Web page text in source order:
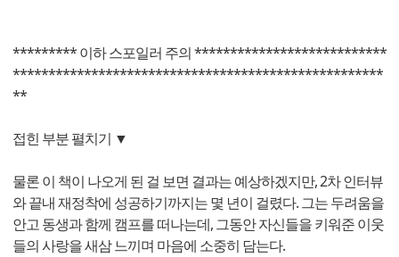
********* 이하 스포일러 주의 ***************************
****************************************************
**
접힌 부분 펼치기 ▼
물론 이 책이 나오게 된 걸 보면 결과는 예상하겠지만, 2차 인터뷰
와 끝내 재정착에 성공하기까지는 몇 년이 걸렸다. 그는 두려움을
안고 동생과 함께 캠프를 떠나는데, 그동안 자신들을 키워준 이웃
들의 사랑을 새삼 느끼며 마음에 소중히 담는다.